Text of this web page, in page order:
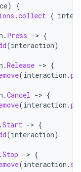
)
{
.collect {
. Press -> {
(interaction)
.Release -> {
(interaction .
.Cancel -> {
(interaction .
.Start -> {
(interaction)
.Stop -> {
(interaction .